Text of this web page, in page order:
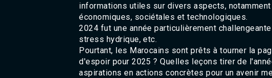
informations utiles sur divers aspects,
économiques, sociétales et technologiques.
2024 fut une année particulièrement
stress hydrique, etc.
Pourtant, les Marocains sont prêts à tourner la
d'espoir pour 2025 ? Quelles leçons tirer de
aspirations en actions concrètes pour un avenir